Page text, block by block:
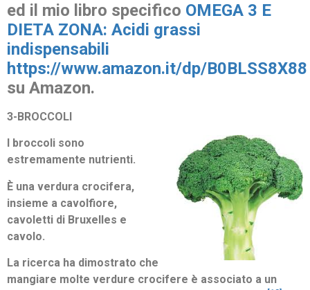
ed il mio libro specifico OMEGA 3 E
DIETA ZONA: Acidi grassi
indispensabili
https://www.amazon.it/dp/B0BLSS8X88
su Amazon.
3-BROCCOLI
I broccoli sono
estremamente nutrienti.
È una verdura crocifera,
insieme a cavolfiore,
cavoletti di Bruxelles e
cavolo.
La ricerca ha dimostrato che
mangiare molte verdure crocifere è associato a un